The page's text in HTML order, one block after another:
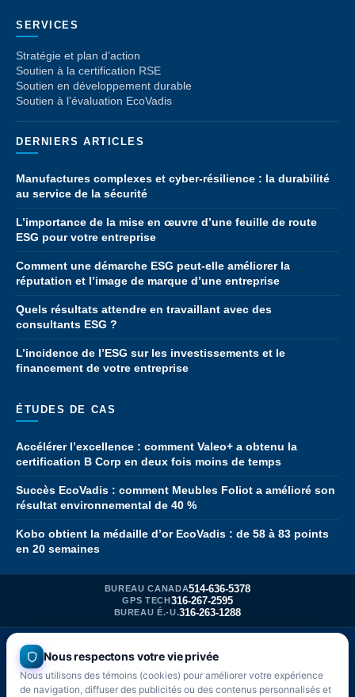
SERVICES
Stratégie et plan d’action
Soutien à la certification RSE
Soutien en développement durable
Soutien à l’évaluation EcoVadis
DERNIERS ARTICLES
Manufactures complexes et cyber-résilience : la durabilité
au service de la sécurité
L’importance de la mise en œuvre d’une feuille de route
ESG pour votre entreprise
Comment une démarche ESG peut-elle améliorer la
réputation et l’image de marque d’une entreprise
Quels résultats attendre en travaillant avec des
consultants ESG ?
L’incidence de l’ESG sur les investissements et le
financement de votre entreprise
ÉTUDES DE CAS
Accélérer l’excellence : comment Valeo+ a obtenu la
certification B Corp en deux fois moins de temps
Succès EcoVadis : comment Meubles Foliot a amélioré son
résultat environnemental de 40 %
Kobo obtient la médaille d’or EcoVadis : de 58 à 83 points
en 20 semaines
BUREAU CANADA514-636-5378
GPS TECH316-267-2595
BUREAU É.-U.316-263-1288
© Global Partner Solutions Inc.
Carrières
Modalités d’utilisation et confidentialité
Nous respectons votre vie privée
Nous utilisons des témoins (cookies) pour améliorer votre expérience
de navigation, diffuser des publicités ou des contenus personnalisés et